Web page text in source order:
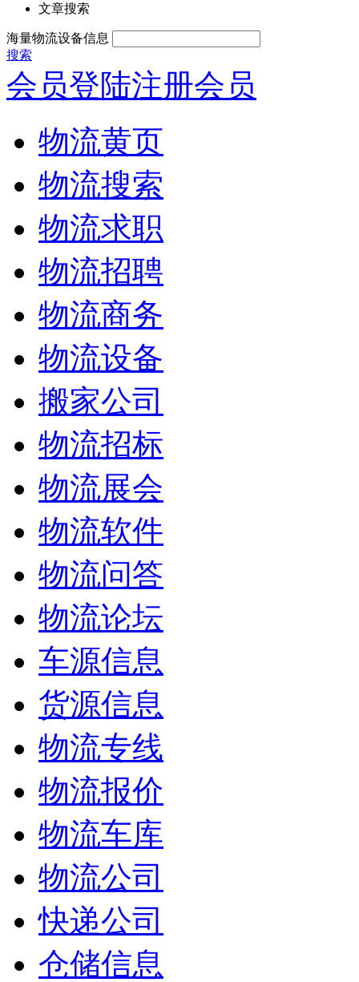
文章搜索
海量物流设备信息
搜索
会员登陆注册会员
物流黄页
物流搜索
物流求职
物流招聘
物流商务
物流设备
搬家公司
物流招标
物流展会
物流软件
物流问答
物流论坛
车源信息
货源信息
物流专线
物流报价
物流车库
物流公司
快递公司
仓储信息